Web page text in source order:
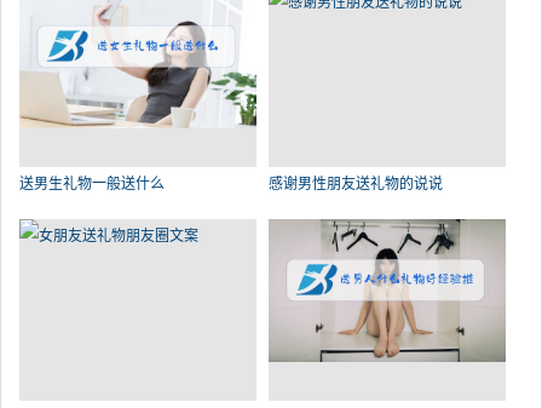
送男生礼物一般送什么 感谢男性朋友送礼物的说说